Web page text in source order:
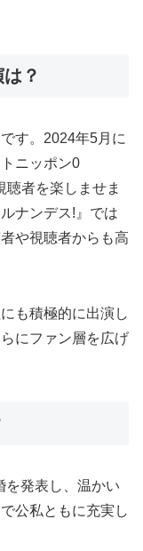
？
す。2024年5月に
ニッポン0
聴者を楽しませま
ナンデス!』では
や視聴者からも高
も積極的に出演し
にファン層を広げ
を発表し、温かい
公私ともに充実し